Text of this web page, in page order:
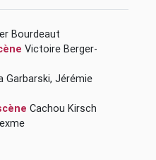
Bourdeaut
Victoire Berger-
Tania Garbarski, Jérémie
Cachou Kirsch